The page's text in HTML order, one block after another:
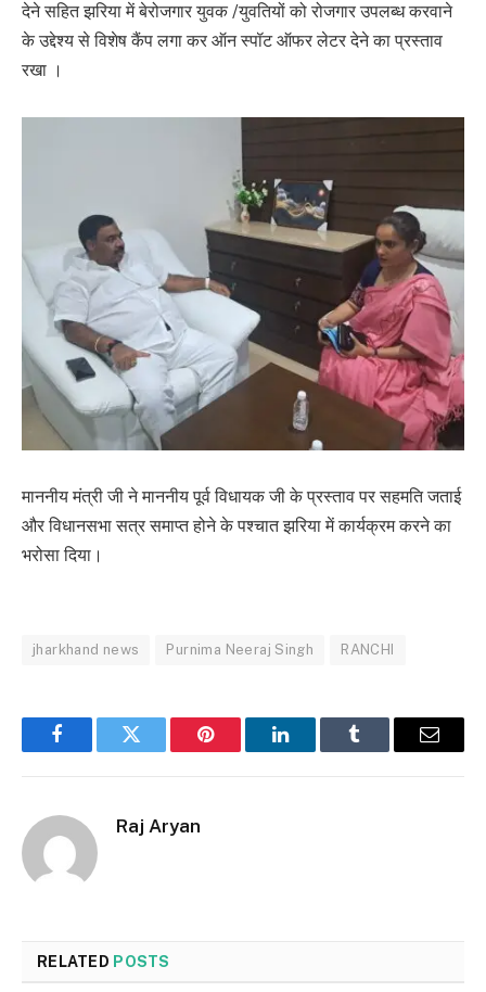
देने सहित झरिया में बेरोजगार युवक /युवतियों को रोजगार उपलब्ध करवाने
के उद्देश्य से विशेष कैंप लगा कर ऑन स्पॉट ऑफर लेटर देने का प्रस्ताव
रखा ।
माननीय मंत्री जी ने माननीय पूर्व विधायक जी के प्रस्ताव पर सहमति जताई
और विधानसभा सत्र समाप्त होने के पश्चात झरिया में कार्यक्रम करने का
भरोसा दिया।
jharkhand news Purnima Neeraj Singh RANCHI
FacebookTwitter Pinterest LinkedInTumblr Email
Raj Aryan
RELATED POSTS